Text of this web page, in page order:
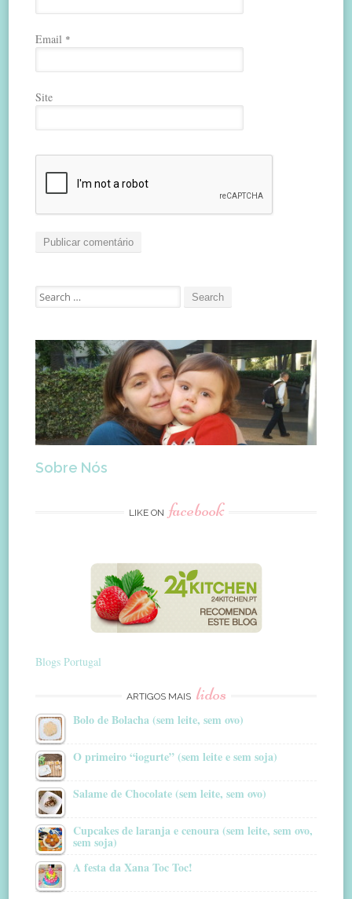
Email *
Site
Search
for:
Sobre Nós
LIKE ON facebook
Blogs Portugal
ARTIGOS MAIS lidos
Bolo de Bolacha (sem leite, sem ovo)
O primeiro “iogurte” (sem leite e sem soja)
Salame de Chocolate (sem leite, sem ovo)
Cupcakes de laranja e cenoura (sem leite, sem ovo,
sem soja)
A festa da Xana Toc Toc!